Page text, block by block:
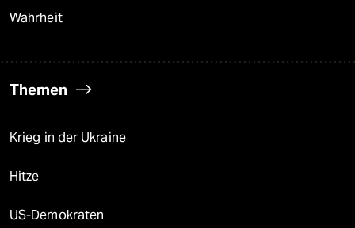
Wahrheit
Themen
Krieg in der Ukraine
Hitze
US-Demokraten